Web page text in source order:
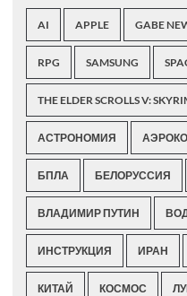
AI APPLE GABE
RPG SAMSUNG
THE ELDER SCROLLS V:
АСТРОНОМИЯ
БПЛА БЕЛОРУССИЯ
ВЛАДИМИР ПУТИН
ИНСТРУКЦИЯ ИРАН
КИТАЙ КОСМОС